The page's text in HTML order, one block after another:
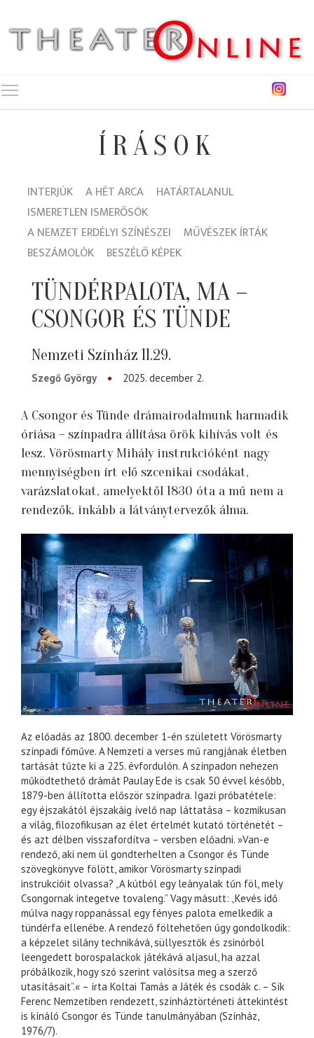
ÍRÁSOK
INTERJÚK A HÉT ARCA
HATÁRTALANUL
ISMERETLEN ISMERŐSÖK
A NEMZET ERDÉLYI SZÍNÉSZEI
MŰVÉSZEK ÍRTÁK
BESZÁMOLÓK
BESZÉLŐ KÉPEK
TÜNDÉRPALOTA, MA –
CSONGOR ÉS TÜNDE
Nemzeti Színház 11.29.
Szegő György 2025. december 2.
A Csongor és Tünde drámairodalmunk harmadik
óriása – színpadra állítása örök kihívás volt és
lesz. Vörösmarty Mihály instrukcióként nagy
mennyiségben írt elő szcenikai csodákat,
varázslatokat, amelyektől 1830 óta a mű nem a
rendezők, inkább a látványtervezők álma.
Az előadás az 1800. december 1-én született Vörösmarty
színpadi főműve. A Nemzeti a verses mű rangjának életben
tartását tűzte ki a 225. évfordulón. A színpadon nehezen
működtethető drámát Paulay Ede is csak 50 évvel később,
1879-ben állította először színpadra. Igazi próbatétele:
egy éjszakától éjszakáig ívelő nap láttatása – kozmikusan
a világ, filozofikusan az élet értelmét kutató történetét –
és azt délben visszafordítva – versben előadni. »Van-e
rendező, aki nem ül gondterhelten a Csongor és Tünde
szövegkönyve fölött, amikor Vörösmarty színpadi
instrukcióit olvassa? „A kútból egy leányalak tűn föl, mely
Csongornak integetve tovaleng.” Vagy másutt: „Kevés idő
múlva nagy roppanással egy fényes palota emelkedik a
tündérfa ellenébe. A rendező föltehetően úgy gondolkodik:
a képzelet silány technikává, süllyesztők és zsinórból
leengedett borospalackok játékává aljasul, ha azzal
próbálkozik, hogy szó szerint valósítsa meg a szerző
utasításait”.« – írta Koltai Tamás a Játék és csodák c. – Sík
Ferenc Nemzetiben rendezett, színháztörténeti áttekintést
is kínáló Csongor és Tünde tanulmányában (Színház,
1976/7).